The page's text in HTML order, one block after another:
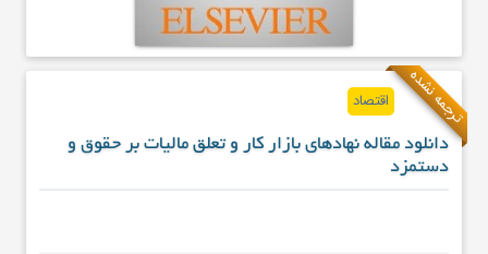
ترجمه نشده اقتصاد
دانلود مقاله نهادهای بازار کار و تعلق مالیات بر حقوق و
دستمزد